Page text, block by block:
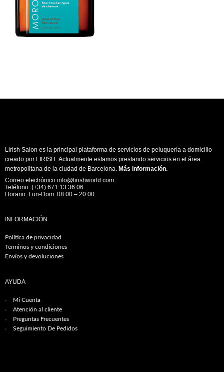
Lirish Salon es la principal plataforma de servicios de peluquería a domicilio
creado por LIRISH. Actualmente estamos prestando servicios en el área
metropolitana de la ciudad de Barcelona. Más información.
Correo electrónico:info@lirishworld.com
Teléfono: (+34) 671 13 36 06
Horario: Lun-Dom: 08:00 – 20:00
INFORMACIÓN
Política de privacidad
Términos y condiciones
Envíos y devoluciones
AYUDA
Mi Cuenta
Atención al cliente
Preguntas Frecuentes
Seguimiento De Pedidos